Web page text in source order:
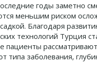
годы заметно
меньшим риском
Благодаря
технологий Турция
пациенты
типа заболевания,